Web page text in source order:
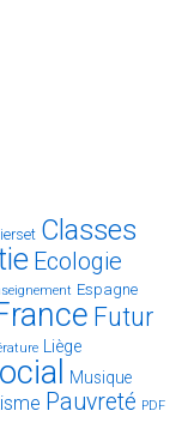
Classes
Ecologie
Espagne
Futur
Liège
Musique
Pauvreté PDF